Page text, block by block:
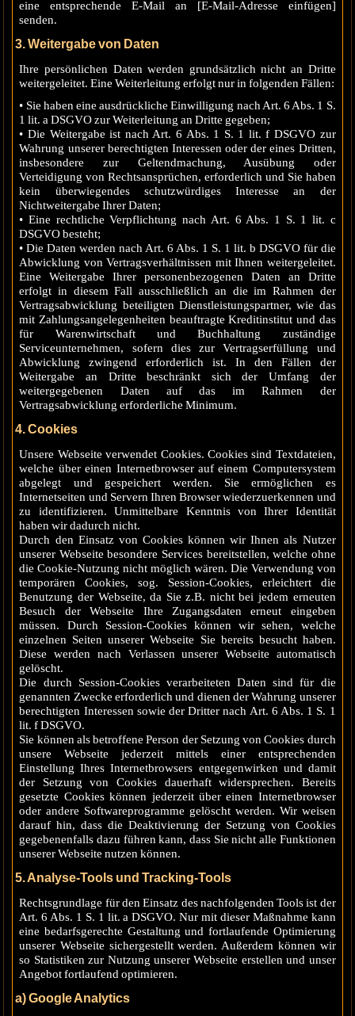
eine entsprechende E-Mail an [E-Mail-Adresse einfügen]
senden.
3. Weitergabe von Daten
Ihre persönlichen Daten werden grundsätzlich nicht an Dritte
weitergeleitet. Eine Weiterleitung erfolgt nur in folgenden Fällen:
• Sie haben eine ausdrückliche Einwilligung nach Art. 6 Abs. 1 S.
1 lit. a DSGVO zur Weiterleitung an Dritte gegeben;
• Die Weitergabe ist nach Art. 6 Abs. 1 S. 1 lit. f DSGVO zur
Wahrung unserer berechtigten Interessen oder der eines Dritten,
insbesondere zur Geltendmachung, Ausübung oder
Verteidigung von Rechtsansprüchen, erforderlich und Sie haben
kein überwiegendes schutzwürdiges Interesse an der
Nichtweitergabe Ihrer Daten;
• Eine rechtliche Verpflichtung nach Art. 6 Abs. 1 S. 1 lit. c
DSGVO besteht;
• Die Daten werden nach Art. 6 Abs. 1 S. 1 lit. b DSGVO für die
Abwicklung von Vertragsverhältnissen mit Ihnen weitergeleitet.
Eine Weitergabe Ihrer personenbezogenen Daten an Dritte
erfolgt in diesem Fall ausschließlich an die im Rahmen der
Vertragsabwicklung beteiligten Dienstleistungspartner, wie das
mit Zahlungsangelegenheiten beauftragte Kreditinstitut und das
für Warenwirtschaft und Buchhaltung zuständige
Serviceunternehmen, sofern dies zur Vertragserfüllung und
Abwicklung zwingend erforderlich ist. In den Fällen der
Weitergabe an Dritte beschränkt sich der Umfang der
weitergegebenen Daten auf das im Rahmen der
Vertragsabwicklung erforderliche Minimum.
4. Cookies
Unsere Webseite verwendet Cookies. Cookies sind Textdateien,
welche über einen Internetbrowser auf einem Computersystem
abgelegt und gespeichert werden. Sie ermöglichen es
Internetseiten und Servern Ihren Browser wiederzuerkennen und
zu identifizieren. Unmittelbare Kenntnis von Ihrer Identität
haben wir dadurch nicht.
Durch den Einsatz von Cookies können wir Ihnen als Nutzer
unserer Webseite besondere Services bereitstellen, welche ohne
die Cookie-Nutzung nicht möglich wären. Die Verwendung von
temporären Cookies, sog. Session-Cookies, erleichtert die
Benutzung der Webseite, da Sie z.B. nicht bei jedem erneuten
Besuch der Webseite Ihre Zugangsdaten erneut eingeben
müssen. Durch Session-Cookies können wir sehen, welche
einzelnen Seiten unserer Webseite Sie bereits besucht haben.
Diese werden nach Verlassen unserer Webseite automatisch
gelöscht.
Die durch Session-Cookies verarbeiteten Daten sind für die
genannten Zwecke erforderlich und dienen der Wahrung unserer
berechtigten Interessen sowie der Dritter nach Art. 6 Abs. 1 S. 1
lit. f DSGVO.
Sie können als betroffene Person der Setzung von Cookies durch
unsere Webseite jederzeit mittels einer entsprechenden
Einstellung Ihres Internetbrowsers entgegenwirken und damit
der Setzung von Cookies dauerhaft widersprechen. Bereits
gesetzte Cookies können jederzeit über einen Internetbrowser
oder andere Softwareprogramme gelöscht werden. Wir weisen
darauf hin, dass die Deaktivierung der Setzung von Cookies
gegebenenfalls dazu führen kann, dass Sie nicht alle Funktionen
unserer Webseite nutzen können.
5. Analyse-Tools und Tracking-Tools
Rechtsgrundlage für den Einsatz des nachfolgenden Tools ist der
Art. 6 Abs. 1 S. 1 lit. a DSGVO. Nur mit dieser Maßnahme kann
eine bedarfsgerechte Gestaltung und fortlaufende Optimierung
unserer Webseite sichergestellt werden. Außerdem können wir
so Statistiken zur Nutzung unserer Webseite erstellen und unser
Angebot fortlaufend optimieren.
a) Google Analytics